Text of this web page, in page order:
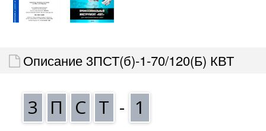
Описание 3ПСТ(б)-1-70/120(Б) КВТ
3 П С Т - 1